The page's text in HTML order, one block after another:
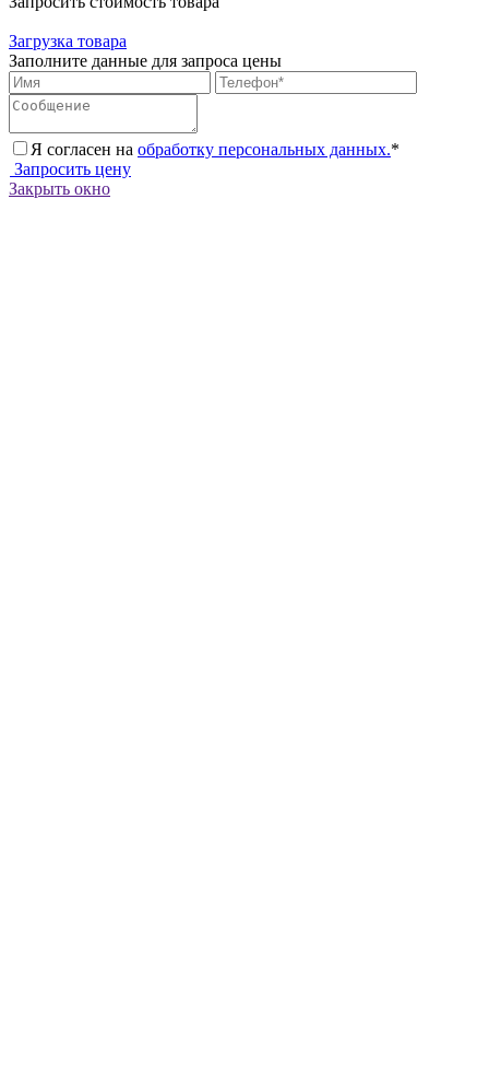
Загрузка товара
Заполните данные для запроса цены
Я согласен на обработку персональных данных.*
Запросить цену
Закрыть окно